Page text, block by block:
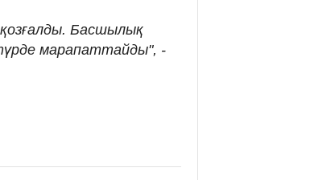
Басшылық
марапаттайды", -